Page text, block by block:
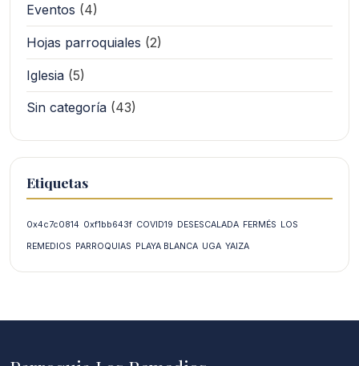
Eventos (4)
Hojas parroquiales (2)
Iglesia (5)
Sin categoría (43)
Etiquetas
0x4c7c0814 0xf1bb643f COVID19 DESESCALADA FERMÉS LOS
REMEDIOS PARROQUIAS PLAYA BLANCA UGA YAIZA